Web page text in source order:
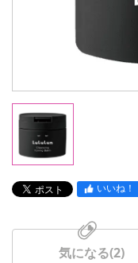
いいね！
気になる(2)